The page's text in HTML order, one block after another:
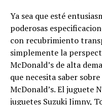
Ya sea que esté
poderosas
con recubrimiento
simplemente la
McDonald’s de alta
que necesita saber
McDonald’s. El juguete
juguetes Suzuki Jimny,